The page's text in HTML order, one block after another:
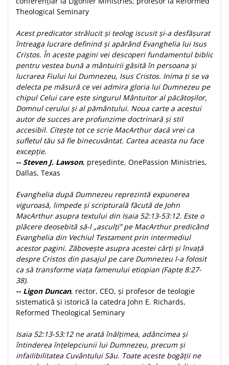
Theological Seminary
Acest predicator strălucit și teolog iscusit și-a desfășurat
întreaga lucrare definind și apărând Evanghelia lui Isus
Cristos. În aceste pagini vei descoperi fundamentul biblic
pentru vestea bună a mântuirii găsită în persoana și
lucrarea Fiului lui Dumnezeu, Isus Cristos. Inima ți se va
delecta pe măsură ce vei admira gloria lui Dumnezeu pe
chipul Celui care este singurul Mântuitor al păcătoșilor,
Domnul cerului și al pământului. Noua carte a acestui
autor de succes are profunzime doctrinară și stil
accesibil. Citește tot ce scrie MacArthur dacă vrei ca
sufletul tău să fie binecuvântat. Cartea aceasta nu face
excepție.
-- Steven J. Lawson, președinte, OnePassion Ministries,
Dallas, Texas
Evanghelia după Dumnezeu reprezintă expunerea
viguroasă, limpede și scripturală făcută de John
MacArthur asupra textului din Isaia 52:13-53:12. Este o
plăcere deosebită să-l „asculți” pe MacArthur predicând
Evanghelia din Vechiul Testament prin intermediul
acestor pagini. Zăbovește asupra acestei cărți și învață
despre Cristos din pasajul pe care Dumnezeu l-a folosit
ca să transforme viața famenului etiopian (Fapte 8:27-
38).
-- Ligon Duncan, rector, CEO, și profesor de teologie
sistematică și istorică la catedra John E. Richards,
Reformed Theological Seminary
Isaia 52:13-53:12 ne arată înălțimea, adâncimea și
întinderea înțelepciunii lui Dumnezeu, precum și
infailibilitatea Cuvântului Său. Toate aceste bogății ne